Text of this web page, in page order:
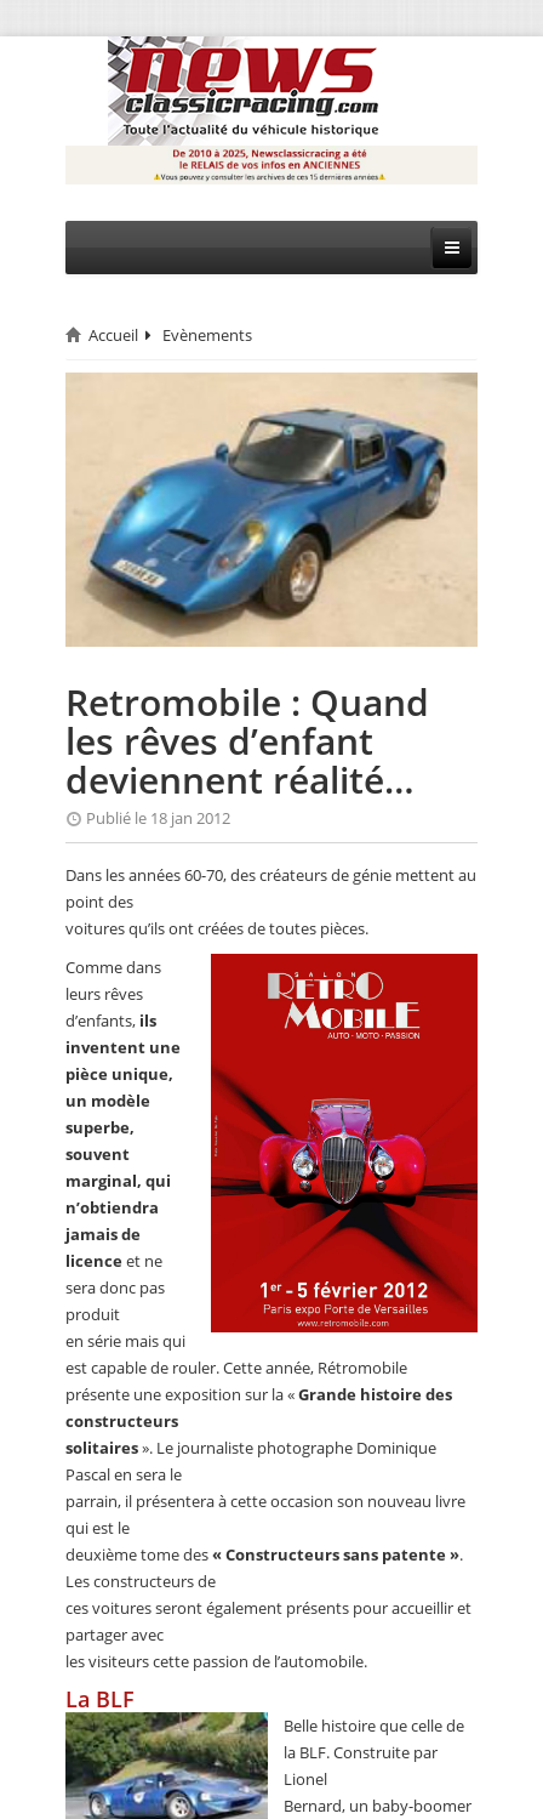
CIRCUIT
EVÈNEMENTS
CALENDRIER
FOCUS
ANNUAIRES
PETITES ANNONCES
Accueil Evènements
Retromobile : Quand
les rêves d’enfant
deviennent réalité…
Publié le 18 jan 2012
Dans les années 60-70, des créateurs de génie mettent au
point des
voitures qu’ils ont créées de toutes pièces.
Comme dans
leurs rêves
d’enfants, ils
inventent une
pièce unique,
un modèle
superbe,
souvent
marginal, qui
n’obtiendra
jamais de
licenceet ne
sera donc pas
produit
en série mais qui
est capable de rouler. Cette année, Rétromobile
présente une exposition sur la «Grande histoire des
constructeurs
solitaires». Le journaliste photographe Dominique
Pascal en sera le
parrain, il présentera à cette occasion son nouveau livre
qui est le
deuxième tome des« Constructeurs sans patente ».
Les constructeurs de
ces voitures seront également présents pour accueillir et
partager avec
les visiteurs cette passion de l’automobile.
La BLF
Belle histoire que celle de
la BLF. Construite par
Lionel
Bernard, un baby-boomer